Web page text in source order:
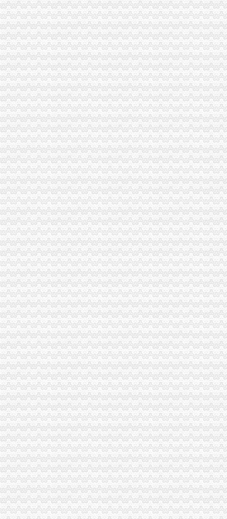
从八公里到北城办怎么坐公交车,快需要多久？-合肥公交查询
中央环境保护督察组交办问题处理况（截止2017年1月4日）
四公里办公司
公司2台电脑离的很远,差不多4公里哦,怎么办才能形成资源共享？_
王叔叔要去12千米以外的公司办事,去时乘出租车4公里以内收费10元
区许可办采取多种变通方式四项审批一日办结
【重庆四公里石材变处理公司_石材变处理价格】-重庆赶集网
第12金！男子20公里竞走王镇夺金蔡泽林摘银--体育--人民网
上新街办公司
【上新街单位宿舍小区|上新街单位宿舍二手房/租房】-上海赶集网
重庆办理各国签证,办理各国签证资料_景点图片_重庆渝之旅国际旅行
王占勇：以科学发展观统领新街项目的开发和建设_华集团有限责任
民生街访住新房增菜市开门就能办齐七件事-社会新闻-东方网
6号线大剧院至上新街延时至6:30~22:30--时政--人民网
南岸周边办公司
【58同城】南岸周边租车网_南岸周边租车公司_南岸周边汽车租赁
重庆市南岸区人民办公室关于印发南岸区深化市容环境综合整工
济南太湖国际社区珀丽南岸周边配套,太湖国际社区珀丽南岸附近商场
【重庆南岸周边IT外包|IT服务外包公司|IT外包服务价格】-重庆赶集网
【58同城】南岸路办公室设计_办公室装修公司_办公室装修价格
海棠溪办公司
海棠溪办公服务信息-快点8分类信息网
海棠溪街道开展幼儿园食品安全检查工作-重庆市南岸区人民
【呼吁相关部门早日解决海棠溪这一段的交通问题_重庆市公开信箱
重庆南岸区海棠溪街道办附近酒店_重庆南岸区海棠溪街道办附近宾馆
重庆南岸海棠溪民办大学招生,重庆南岸海棠溪民办职业学校,重庆南
弹子石办公司
重庆银监局关于重庆三峡银行股份有限公司子石支行开业的批复
子石办公服务信息-快点8分类信息网
泽科子石中心物业费是多少,泽科子石中心物业费多少钱一平-重
话说子石（上）
中海物业管理有限公司重庆分公司
茶园新区办公司
重庆公司变更：实力商家代办茶园新区（经开区）工商注册\变更\注销-
（正在办理）茶园新区LNG气化站办事结果-重庆市城乡建设委员会
重庆茶园新区到南洋公司可乘坐公交车：345路-重庆公交车网
重庆南洋公司到茶园新区管委会可乘坐公交车：345路-重庆公交车网
茶园新区栋办公生态写字楼超低价,可自住,可返租-[中国招商网
经开区办公司
上饶经开区供电服务中心：造“一站式”服务平台_新浪上饶
曲靖经开区“春风送岗”解决企业用工难题456人达成就业意向--云南
贵市-经开区园区办——完善园区生活服务设施
2017广西嘉路人力资源顾问有限责任公司招聘经开区岗位1名公告（
区管委会办公室关于印发《九江经开区小镇建设工作方案》的通知
长生桥办公司
长政办〔2016〕124号长垣县人民办公室关于印发长垣县2016年今
【广东长宏路桥有限公司办公环境】广东长宏路桥有限公司工作环境如
中国长跨度铝合金天桥——北京东单北天桥开通_深圳新闻网
非洲小伙挂帅温江“洋河长”有空就巡河爱管“闲事儿”_央广网